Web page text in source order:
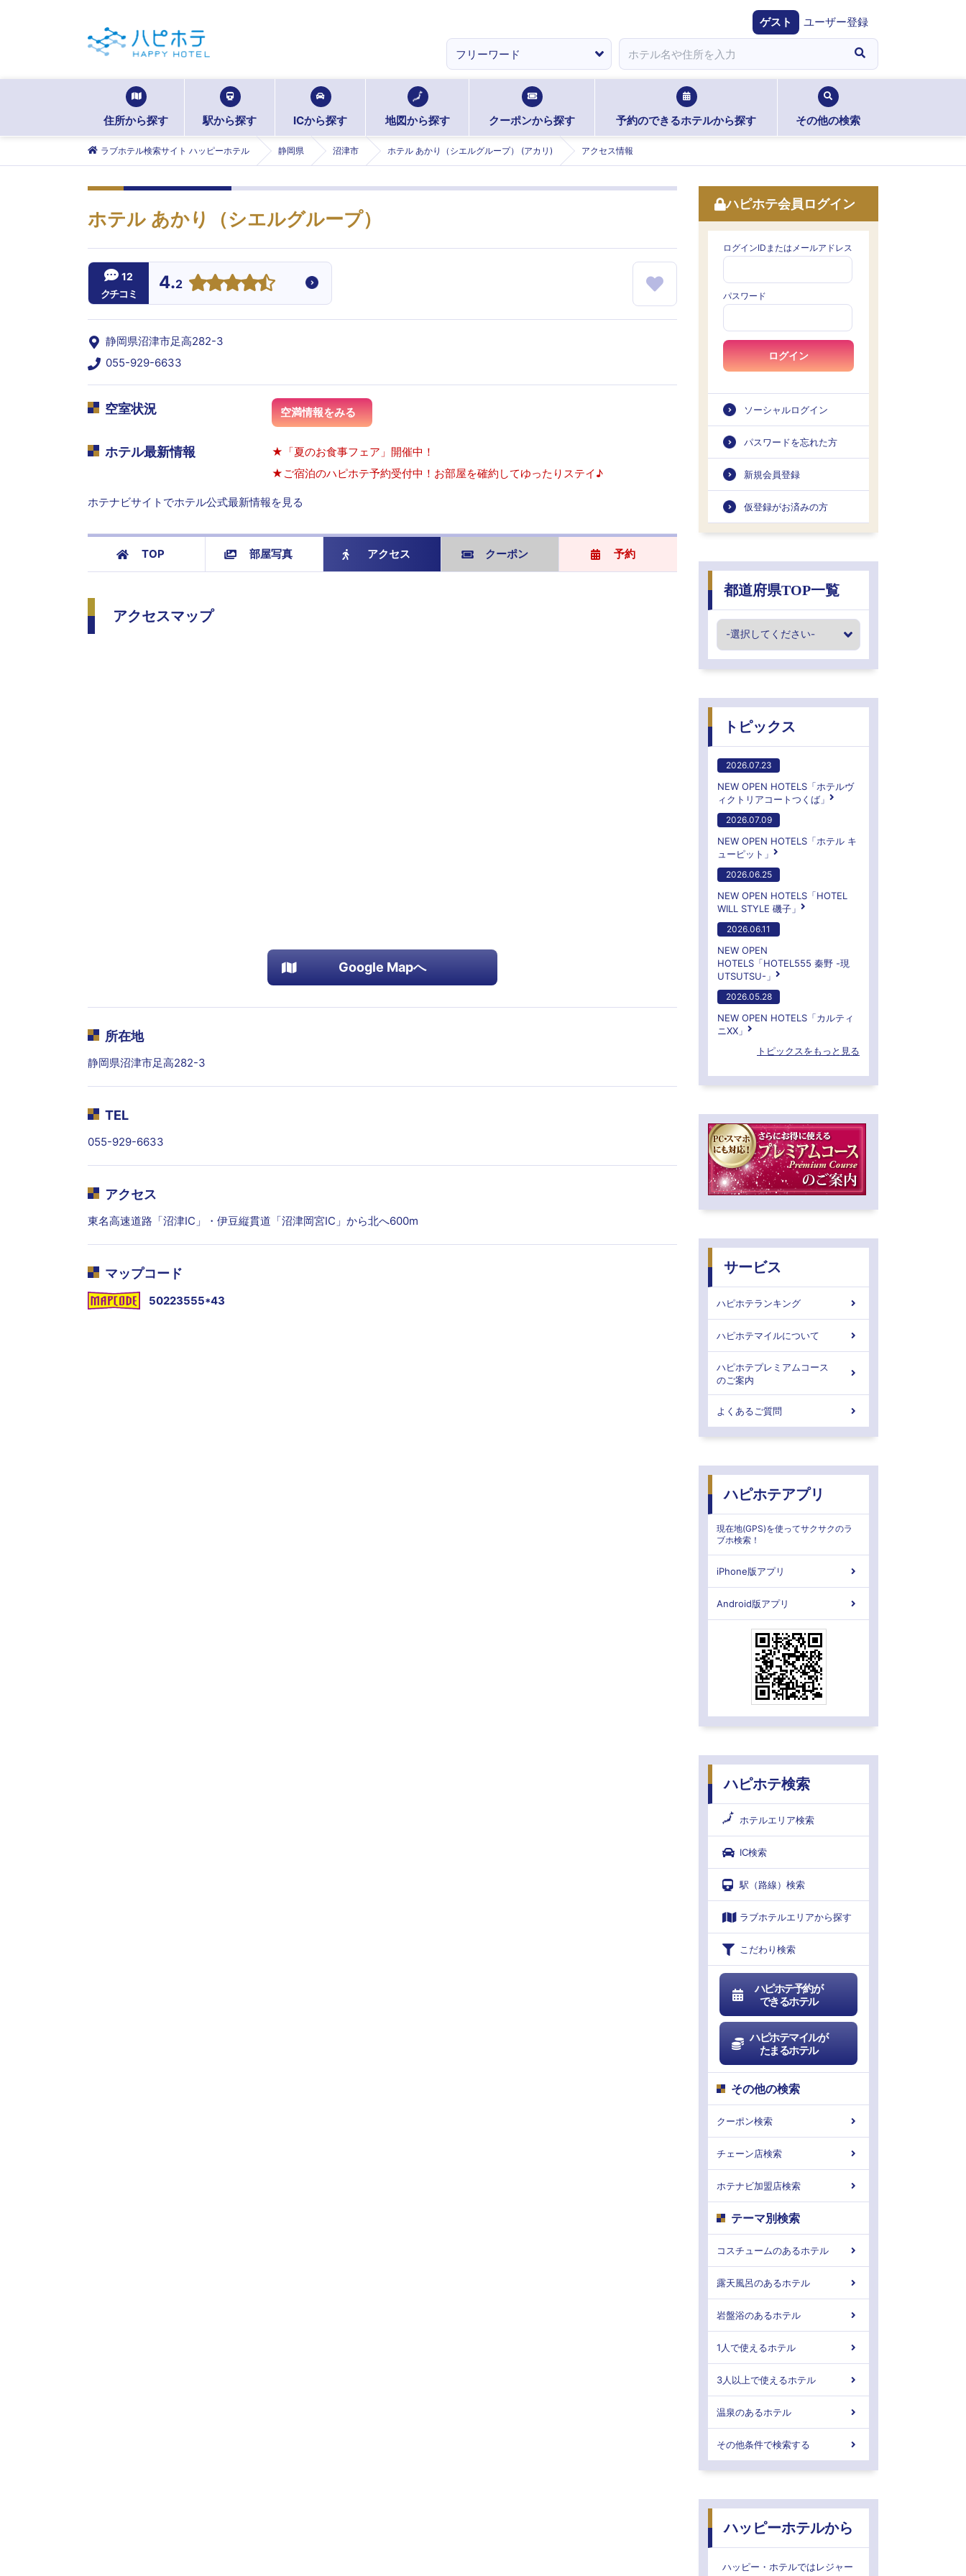
ゲスト ユーザー登録
住所から探す 駅から探す ICから探す 地図から探す クーポンから探す 予約のできるホテルから探す その他の検索
ラブホテル検索サイト ハッピーホテル 静岡県 沼津市 ホテル あかり（シエルグループ） (アカリ) アクセス情報
ホテル あかり（シエルグループ）
12
クチコミ
4.2
静岡県沼津市足高282-3
055-929-6633
空室状況 空満情報をみる
ホテル最新情報
★「夏のお食事フェア」開催中！
★ご宿泊のハピホテ予約受付中！お部屋を確約してゆったりステイ♪
ホテナビサイトでホテル公式最新情報を見る
TOP 部屋写真 アクセス クーポン 予約
アクセスマップ
Google Mapへ
所在地
静岡県沼津市足高282-3
TEL
055-929-6633
アクセス
東名高速道路「沼津IC」・伊豆縦貫道「沼津岡宮IC」から北へ600m
マップコード
50223555*43
ハピホテ会員ログイン
ログインIDまたはメールアドレス
パスワード
ログイン
ソーシャルログイン
パスワードを忘れた方
新規会員登録
仮登録がお済みの方
都道府県TOP一覧
トピックス
2026.07.23
NEW OPEN HOTELS「ホテルヴ
ィクトリアコートつくば」
2026.07.09
NEW OPEN HOTELS「ホテル キ
ューピット」
2026.06.25
NEW OPEN HOTELS「HOTEL
WILL STYLE 磯子」
2026.06.11
NEW OPEN
HOTELS「HOTEL555 秦野 -現
UTSUTSU-」
2026.05.28
NEW OPEN HOTELS「カルティ
ニXX」
トピックスをもっと見る
サービス
ハピホテランキング
ハピホテマイルについて
ハピホテプレミアムコース
のご案内
よくあるご質問
ハピホテアプリ
現在地(GPS)を使ってサクサクのラ
ブホ検索！
iPhone版アプリ
Android版アプリ
ハピホテ検索
ホテルエリア検索
IC検索
駅（路線）検索
ラブホテルエリアから探す
こだわり検索
ハピホテ予約が
できるホテル
ハピホテマイルが
たまるホテル
その他の検索
クーポン検索
チェーン店検索
ホテナビ加盟店検索
テーマ別検索
コスチュームのあるホテル
露天風呂のあるホテル
岩盤浴のあるホテル
1人で使えるホテル
3人以上で使えるホテル
温泉のあるホテル
その他条件で検索する
ハッピーホテルから
ハッピー・ホテルではレジャー